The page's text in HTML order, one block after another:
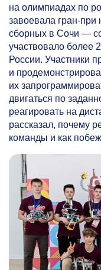
на олимпиадах по
завоевала гран-при
сборных в Сочи —
участвовало более
России. Участники
и
их
двигаться по
реагировать на
рассказал, почему
команды и как